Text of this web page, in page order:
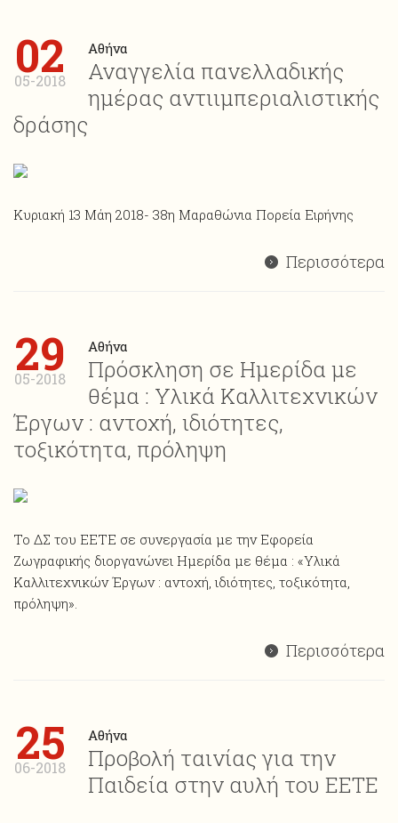
02
05-2018
Αθήνα
Αναγγελία πανελλαδικής
ημέρας αντιιμπεριαλιστικής
δράσης
Κυριακή 13 Μάη 2018- 38η Μαραθώνια Πορεία Ειρήνης
Περισσότερα
29
05-2018
Αθήνα
Πρόσκληση σε Ημερίδα με
θέμα : Υλικά Καλλιτεχνικών
Έργων : αντοχή, ιδιότητες,
τοξικότητα, πρόληψη
Το ΔΣ του ΕΕΤΕ σε συνεργασία με την Εφορεία
Ζωγραφικής διοργανώνει Ημερίδα με θέμα : «Υλικά
Καλλιτεχνικών Έργων : αντοχή, ιδιότητες, τοξικότητα,
πρόληψη».
Περισσότερα
25
06-2018
Αθήνα
Προβολή ταινίας για την
Παιδεία στην αυλή του ΕΕΤΕ